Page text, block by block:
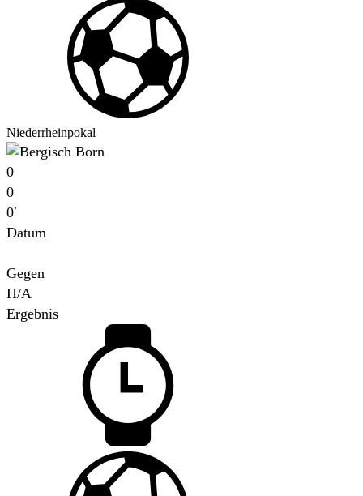
Niederrheinpokal
0
0
0′
Datum
Gegen
H/A
Ergebnis